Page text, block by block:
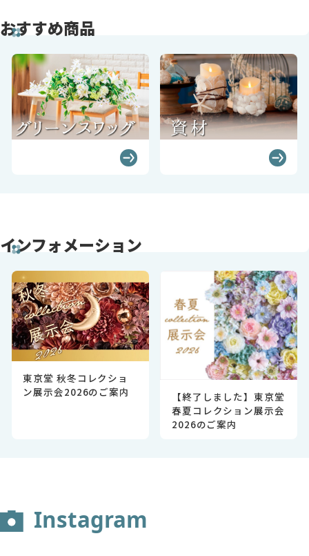
おすすめ商品
インフォメーション
東京堂 秋冬コレクショ
ン展示会2026のご案内
【終了しました】東京堂
春夏コレクション展示会
2026のご案内
Instagram